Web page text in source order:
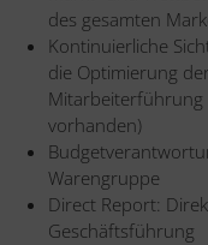
des gesamten
Kontinuierliche
die Optimierung
Mitarbeiterführung
vorhanden)
Warengruppe
Direct Report:
Geschäftsführung